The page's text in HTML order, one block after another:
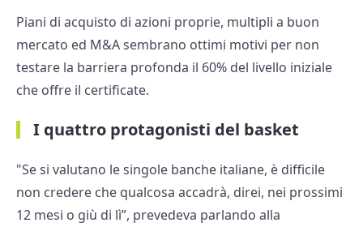
Piani di acquisto di azioni proprie, multipli a buon
mercato ed M&A sembrano ottimi motivi per non
testare la barriera profonda il 60% del livello iniziale
che offre il certificate.
I quattro protagonisti del basket
"Se si valutano le singole banche italiane, è difficile
non credere che qualcosa accadrà, direi, nei prossimi
12 mesi o giù di lì”, prevedeva parlando alla